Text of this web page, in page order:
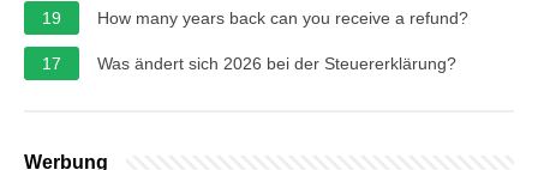
19 How many years back can you receive a refund?
17 Was ändert sich 2026 bei der Steuererklärung?
Werbung